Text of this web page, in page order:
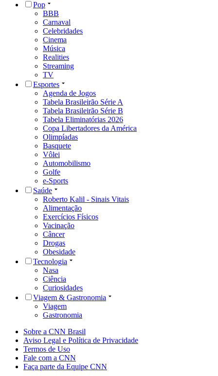
Pop
BBB
Carnaval
Celebridades
Cinema
Música
Realities
Streaming
TV
Esportes
Agenda de Jogos
Tabela Brasileirão Série A
Tabela Brasileirão Série B
Tabela Eliminatórias 2026
Copa Libertadores da América
Olimpíadas
Basquete
Vôlei
Automobilismo
Golfe
e-Sports
Saúde
Roberto Kalil - Sinais Vitais
Alimentação
Exercícios Físicos
Vacinação
Câncer
Drogas
Obesidade
Tecnologia
Nasa
Ciência
Curiosidades
Viagem & Gastronomia
Viagem
Gastronomia
Sobre a CNN Brasil
Aviso Legal e Política de Privacidade
Termos de Uso
Fale com a CNN
Faça parte da Equipe CNN